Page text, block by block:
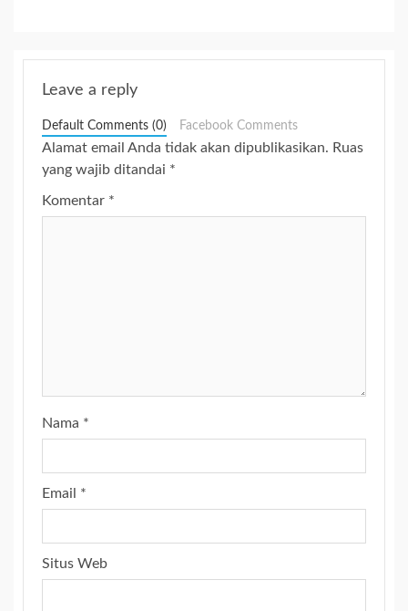
Leave a reply
Default Comments (0) Facebook Comments
Alamat email Anda tidak akan dipublikasikan. Ruas
yang wajib ditandai *
Komentar *
Nama *
Email *
Situs Web